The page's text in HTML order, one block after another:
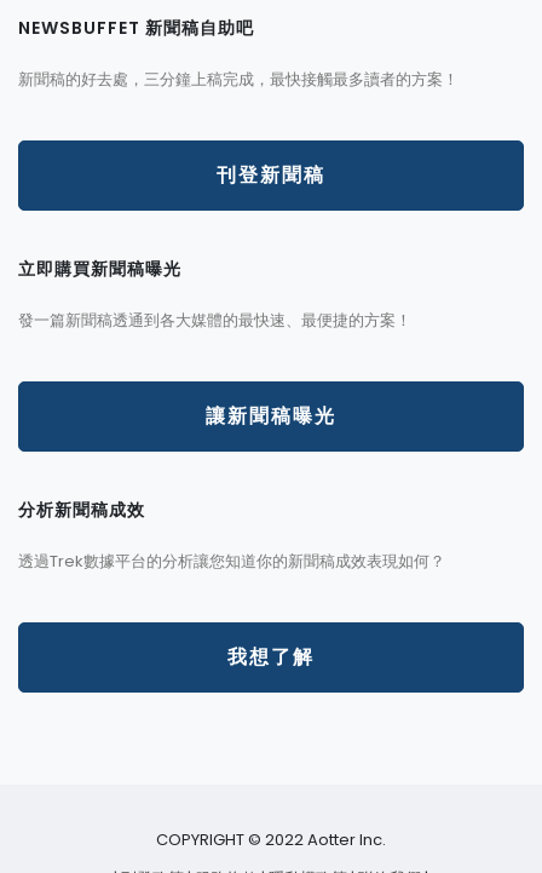
NEWSBUFFET 新聞稿自助吧
新聞稿的好去處，三分鐘上稿完成，最快接觸最多讀者的方案！
刊登新聞稿
立即購買新聞稿曝光
發一篇新聞稿透通到各大媒體的最快速、最便捷的方案！
讓新聞稿曝光
分析新聞稿成效
透過Trek數據平台的分析讓您知道你的新聞稿成效表現如何？
我想了解
COPYRIGHT © 2022 Aotter Inc.